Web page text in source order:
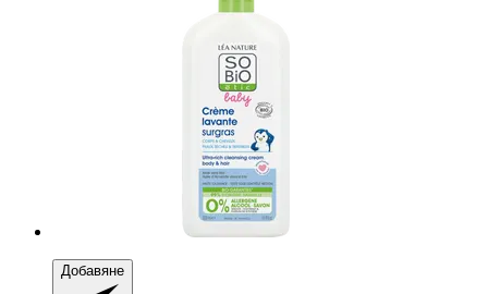
Добавяне